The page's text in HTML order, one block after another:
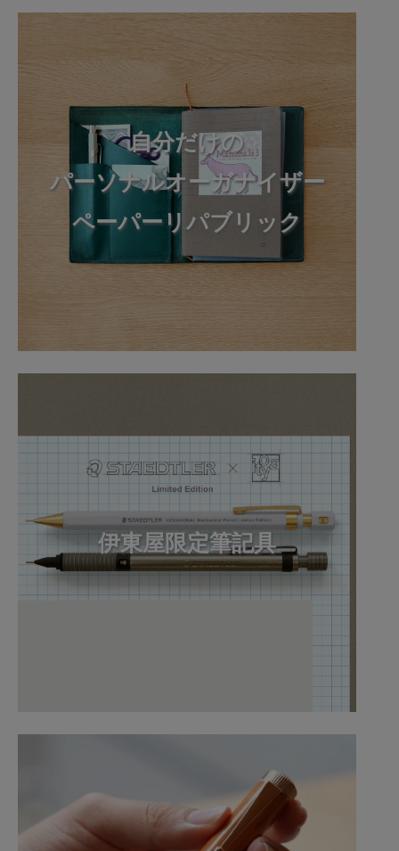
自分だけの
パーソナルオーガナイザー
ペーパーリパブリック
伊東屋限定筆記具